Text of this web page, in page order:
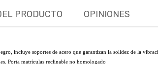
PRODUCTO OPINIONES
incluye soportes de acero que garantizan la solidez de la
Porta matrículas reclinable no homologado